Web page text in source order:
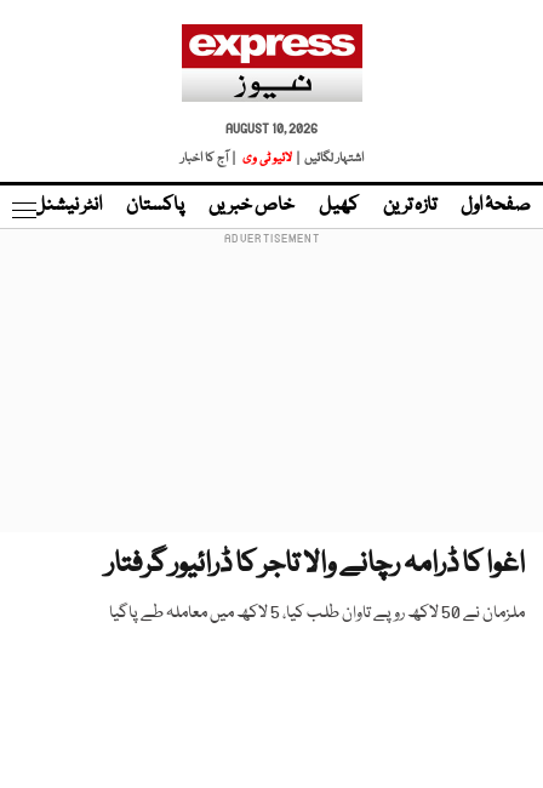
AUGUST 10, 2026
اشتہار لگائیں |
لائیو ٹی وی | آج کا اخبار
صفحۂ اول تازہ ترین کھیل خاص خبریں پاکستان انٹر نیشنل
اغوا کا ڈرامہ رچانے والا تاجر کا ڈرائیور گرفتار
ملزمان نے 50 لاکھ روپے تاوان طلب کیا، 5 لاکھ میں معاملہ طے پاگیا